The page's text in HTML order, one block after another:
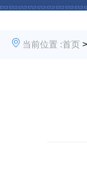
当前位置 :首页 >